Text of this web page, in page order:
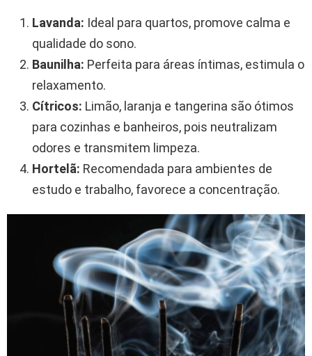
Lavanda: Ideal para quartos, promove calma e
qualidade do sono.
Baunilha: Perfeita para áreas íntimas, estimula o
relaxamento.
Cítricos: Limão, laranja e tangerina são ótimos
para cozinhas e banheiros, pois neutralizam
odores e transmitem limpeza.
Hortelã: Recomendada para ambientes de
estudo e trabalho, favorece a concentração.